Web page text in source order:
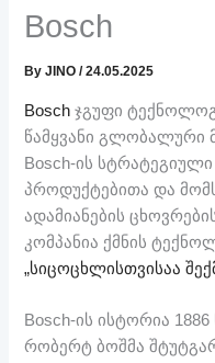
Bosch
ByJINO/24.05.2025
Bosch ჯგუფი
წამყვანი გლობალური
Bosch-ის სტრატეგიული
პროდუქტებითა და
ადამიანების
კომპანია ქმნის
„სიცოცხლისთვისაა
Bosch-ის ისტორია
რობერტ ბოშმა